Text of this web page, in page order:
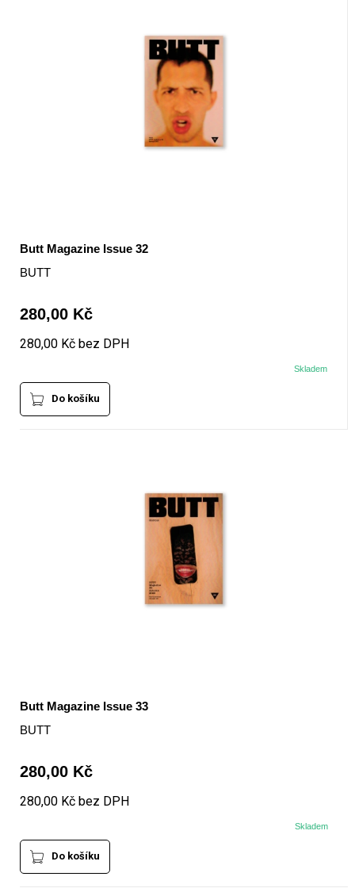
Butt Magazine Issue 32
BUTT
280,00 Kč
280,00 Kč bez DPH
Skladem
Do košíku
Butt Magazine Issue 33
BUTT
280,00 Kč
280,00 Kč bez DPH
Skladem
Do košíku